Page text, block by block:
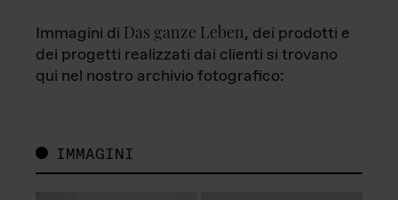
Immagini di Das ganze Leben, dei prodotti e
dei progetti realizzati dai clienti si trovano
qui nel nostro archivio fotografico:
IMMAGINI